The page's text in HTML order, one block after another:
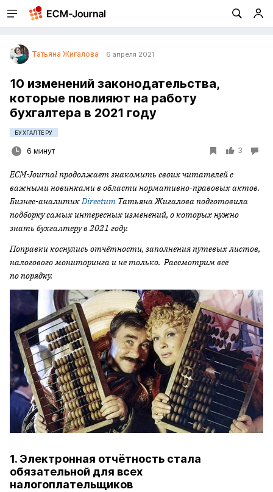
Татьяна Жигалова 6 апреля 2021
10 изменений законодательства,
которые повлияют на работу
бухгалтера в 2021 году
БУХГАЛТЕРУ
6 минут 3
ECM-Journal продолжает знакомить своих читателей с
важными новинками в области нормативно-правовых актов.
Бизнес-аналитикDirectum Татьяна Жигалова подготовила
подборку самых интересных изменений, о которых нужно
знать бухгалтеру в 2021 году.
Поправки коснулись отчётности, заполнения путевых листов,
налогового мониторинга и не только. Рассмотрим всё
по порядку.
1. Электронная отчётность стала
обязательной для всех
налогоплательщиков